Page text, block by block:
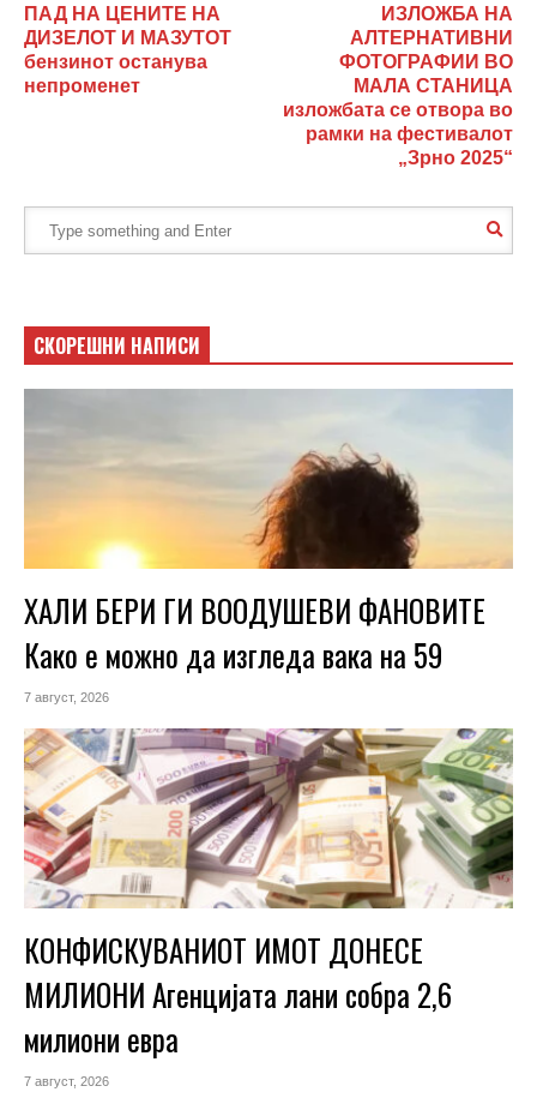
ПАД НА ЦЕНИТЕ НА
ДИЗЕЛОТ И МАЗУТОТ
бензинот останува
непроменет
ИЗЛОЖБА НА
АЛТЕРНАТИВНИ
ФОТОГРАФИИ ВО
МАЛА СТАНИЦА
изложбата се отвора во
рамки на фестивалот
„Зрно 2025“
СКОРЕШНИ НАПИСИ
ХАЛИ БЕРИ ГИ ВООДУШЕВИ ФАНОВИТЕ
Како е можно да изгледа вака на 59
7 август, 2026
КОНФИСКУВАНИОТ ИМОТ ДОНЕСЕ
МИЛИОНИ Агенцијата лани собра 2,6
милиони евра
7 август, 2026